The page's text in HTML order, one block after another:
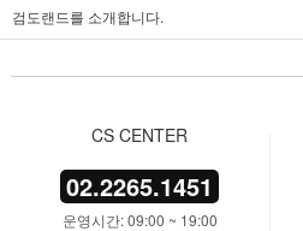
검도랜드를 소개합니다.
CS CENTER
02.2265.1451
운영시간: 09:00 ~ 19:00